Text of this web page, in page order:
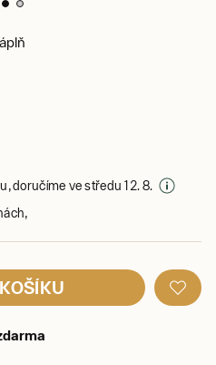
doručíme ve středu 12. 8.